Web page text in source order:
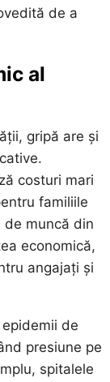
de a
al
gripă are și
costuri mari
familiile
muncă din
economică,
angajați și
de
presiune pe
spitalele